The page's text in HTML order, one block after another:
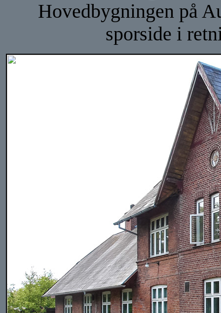
Hovedbygningen på
sporside i